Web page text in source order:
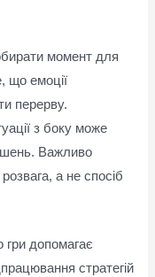
момент для
що емоції
перерву.
з боку може
Важливо
а не спосіб
гри допомагає
стратегій